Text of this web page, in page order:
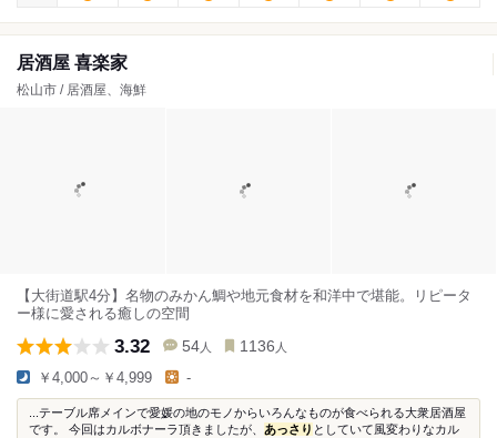
居酒屋 喜楽家
松山市 / 居酒屋、海鮮
【大街道駅4分】名物のみかん鯛や地元食材を和洋中で堪能。リピータ
ー様に愛される癒しの空間
3.32 54 人 1136 人
￥4,000～￥4,999 -
...テーブル席メインで愛媛の地のモノからいろんなものが食べられる大衆居酒屋
です。 今回はカルボナーラ頂きましたが、 あっさり としていて風変わりなカル